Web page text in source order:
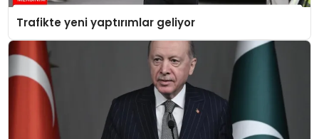
Trafikte yeni yaptırımlar geliyor